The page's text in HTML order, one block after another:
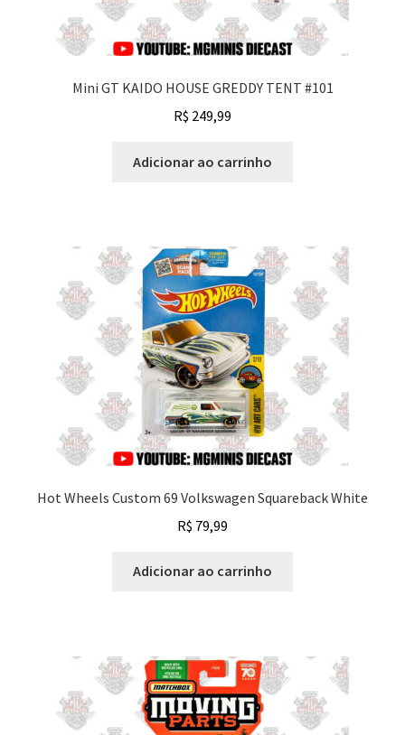
Mini GT KAIDO HOUSE GREDDY TENT #101
R$ 249,99
Adicionar ao carrinho
Hot Wheels Custom 69 Volkswagen Squareback White
R$ 79,99
Adicionar ao carrinho